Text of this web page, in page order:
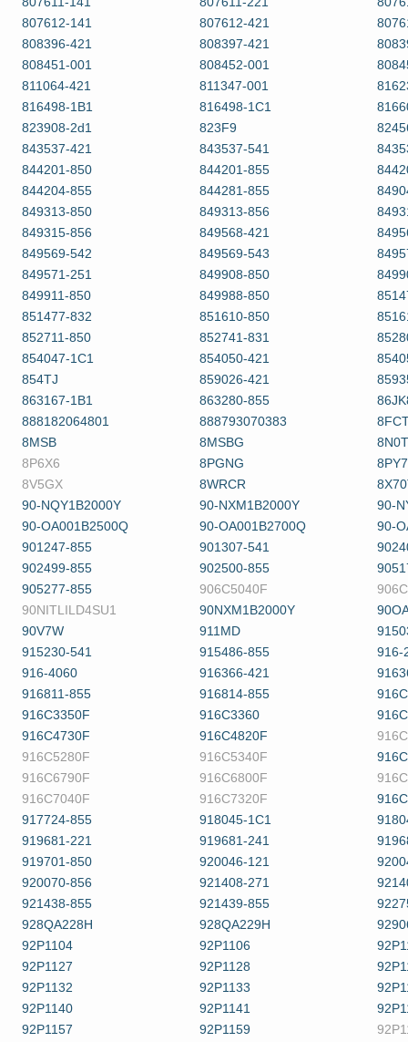
807612-141
807612-421
808396-421
808397-421
808451-001
808452-001
811064-421
811347-001
816498-1B1
816498-1C1
823908-2d1
823F9
843537-421
843537-541
844201-850
844201-855
844204-855
844281-855
849313-850
849313-856
849315-856
849568-421
849569-542
849569-543
849571-251
849908-850
849911-850
849988-850
851477-832
851610-850
852711-850
852741-831
854047-1C1
854050-421
854TJ
859026-421
863167-1B1
863280-855
888182064801
888793070383
8MSB
8MSBG
8P6X6
8PGNG
8V5GX
8WRCR
90-NQY1B2000Y
90-NXM1B2000Y
90-
90-OA001B2500Q
90-OA001B2700Q
90-
901247-855
901307-541
902499-855
902500-855
905277-855
906C5040F
90NITLILD4SU1
90NXM1B2000Y
90V7W
911MD
915230-541
915486-855
916-
916-4060
916366-421
916811-855
916814-855
916C3350F
916C3360
916C4730F
916C4820F
916C5280F
916C5340F
916C6790F
916C6800F
916C7040F
916C7320F
917724-855
918045-1C1
919681-221
919681-241
919701-850
920046-121
920070-856
921408-271
921438-855
921439-855
928QA228H
928QA229H
92P1104
92P1106
92P1127
92P1128
92P1132
92P1133
92P1140
92P1141
92P1157
92P1159